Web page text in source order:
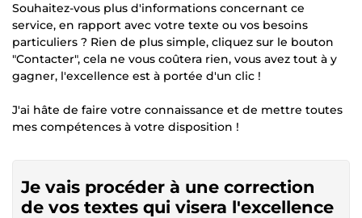
Souhaitez-vous plus d'informations concernant ce
service, en rapport avec votre texte ou vos besoins
particuliers ? Rien de plus simple, cliquez sur le bouton
"Contacter", cela ne vous coûtera rien, vous avez tout à y
gagner, l'excellence est à portée d'un clic !
J'ai hâte de faire votre connaissance et de mettre toutes
mes compétences à votre disposition !
Je vais procéder à une correction
de vos textes qui visera l'excellence